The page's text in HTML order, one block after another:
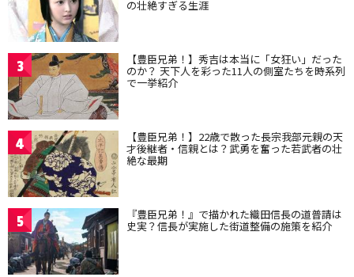
の壮絶すぎる生涯
3 【豊臣兄弟！】秀吉は本当に「女狂い」だった
のか？ 天下人を彩った11人の側室たちを時系列
で一挙紹介
4 【豊臣兄弟！】22歳で散った長宗我部元親の天
才後継者・信親とは？武勇を奮った若武者の壮
絶な最期
5 『豊臣兄弟！』で描かれた織田信長の道普請は
史実？信長が実施した街道整備の施策を紹介